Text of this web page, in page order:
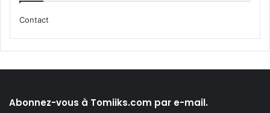
Contact
Abonnez-vous à Tomiiks.com par e-mail.